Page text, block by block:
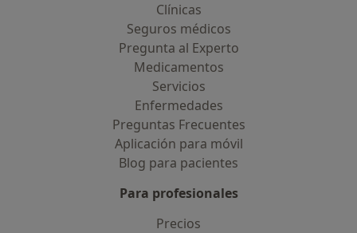
Clínicas
Seguros médicos
Pregunta al Experto
Medicamentos
Servicios
Enfermedades
Preguntas Frecuentes
Aplicación para móvil
Blog para pacientes
Para profesionales
Precios